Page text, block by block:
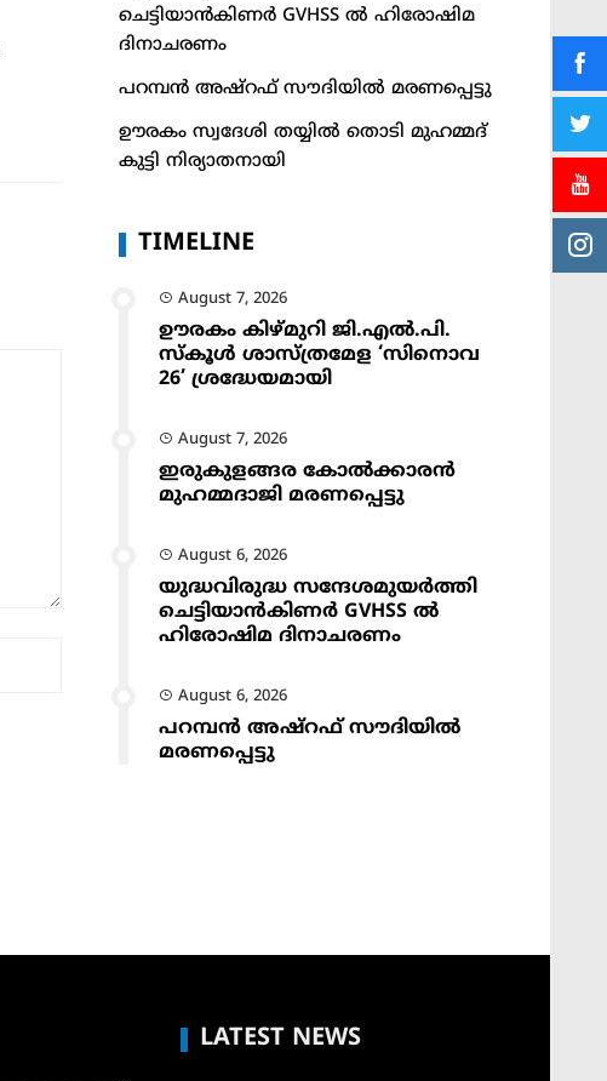
ചെട്ടിയാൻകിണർ GVHSS ൽ ഹിരോഷിമ
ദിനാചരണം
പറമ്പൻ അഷ്‌റഫ് സൗദിയിൽ മരണപ്പെട്ടു
ഊരകം സ്വദേശി തയ്യിൽ തൊടി മുഹമ്മദ്
കുട്ടി നിര്യാതനായി
TIMELINE
August 7, 2026
ഊരകം കിഴ്മുറി ജി.എൽ.പി.
സ്കൂൾ ശാസ്ത്രമേള ‘സിനൊവ
26’ ശ്രദ്ധേയമായി
August 7, 2026
ഇരുകുളങ്ങര കോൽക്കാരൻ
മുഹമ്മദാജി മരണപ്പെട്ടു
August 6, 2026
യുദ്ധവിരുദ്ധ സന്ദേശമുയർത്തി
ചെട്ടിയാൻകിണർ GVHSS ൽ
ഹിരോഷിമ ദിനാചരണം
August 6, 2026
പറമ്പൻ അഷ്‌റഫ് സൗദിയിൽ
മരണപ്പെട്ടു
LATEST NEWS